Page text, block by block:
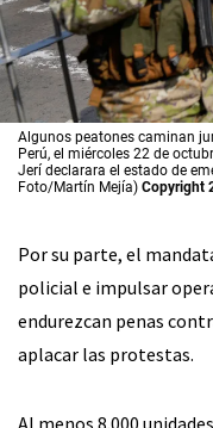
Algunos peatones caminan
Perú, el miércoles 22 de
Jerí declarara el estado de
Foto/Martín Mejía) Copyright
Por su parte, el
policial e impulsar
endurezcan penas
aplacar las protestas.
Al menos 8.000